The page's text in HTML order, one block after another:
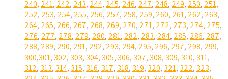
240, 241, 242, 243, 244, 245, 246, 247, 248, 249, 250, 251,
252, 253, 254, 255, 256, 257, 258, 259, 260, 261, 262, 263,
264, 265, 266, 267, 268, 269, 270, 271, 272, 273, 274, 275,
276, 277, 278, 279, 280, 281, 282, 283, 284, 285, 286, 287,
288, 289, 290, 291, 292, 293, 294, 295, 296, 297, 298, 299,
300,301, 302, 303, 304, 305, 306, 307, 308, 309, 310, 311,
312, 313, 314, 315, 316, 317, 318, 319, 320, 321, 322, 323,